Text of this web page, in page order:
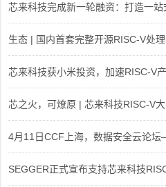
芯来科技完成新一轮融资：打造一
生态 | 国内首套完整开源RISC-V处
芯来科技获小米投资，加速RISC-V
芯之火，可燎原 | 芯来科技RISC-V大
4月11日CCF上海，数据安全云论
SEGGER正式宣布支持芯来科技